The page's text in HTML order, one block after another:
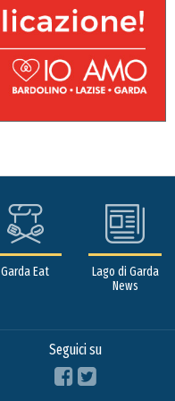
Garda Eat
Lago di Garda
News
Seguici su